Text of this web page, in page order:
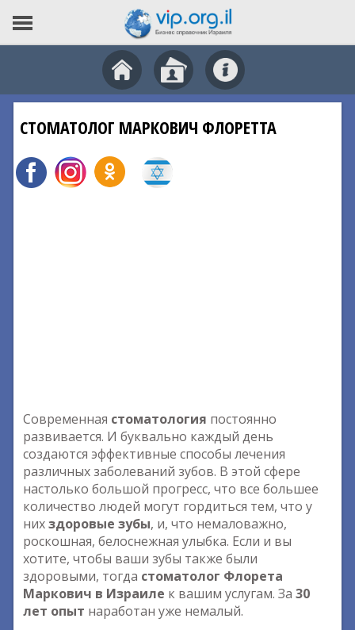
СТОМАТОЛОГ МАРКОВИЧ ФЛОРЕТТА
Современная стоматология постоянно
развивается. И буквально каждый день
создаются эффективные способы лечения
различных заболеваний зубов. В этой сфере
настолько большой прогресс, что все большее
количество людей могут гордиться тем, что у
нихздоровые зубы, и, что немаловажно,
роскошная, белоснежная улыбка. Если и вы
хотите, чтобы ваши зубы также были
здоровыми, тогда стоматолог Флорета
Маркович в Израиле к вашим услугам. За 30
лет опыт наработан уже немалый.